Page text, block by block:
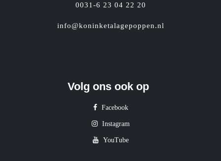
0031-6 23 04 22 20
info@koninketalagepoppen.nl
Volg ons ook op
Facebook
Instagram
YouTube